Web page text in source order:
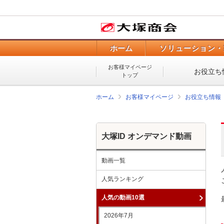
ホーム ソリューション
お客様マイページ
トップ
お役立ち
ホーム お客様マイページ お役立ち情報
大塚ID オンデマンド動画
動画一覧
人気ランキング
人気の動画10選
2026年7月